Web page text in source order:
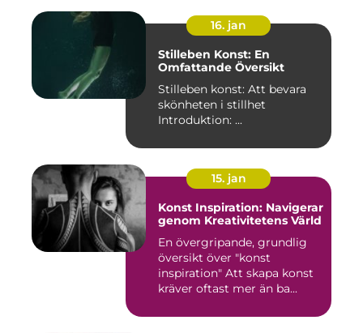
16. jan
Stilleben Konst: En
Omfattande Översikt
Stilleben konst: Att bevara
skönheten i stillhet
Introduktion: ...
15. jan
Konst Inspiration: Navigerar
genom Kreativitetens Värld
En övergripande, grundlig
översikt över "konst
inspiration" Att skapa konst
kräver oftast mer än ba...